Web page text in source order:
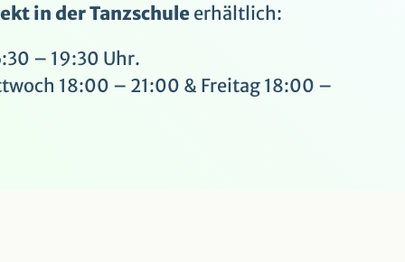
in der Tanzschule erhältlich:
– 19:30 Uhr.
18:00 – 21:00 & Freitag 18:00 –